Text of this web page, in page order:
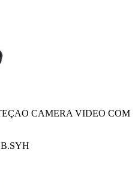
CAMERA VIDEO COM